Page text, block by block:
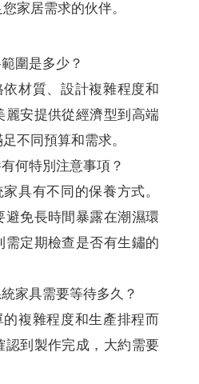
家居需求的伙伴。
圍是多少？
材質、設計複雜程度和
麗安提供從經濟型到高端
不同預算和需求。
何特別注意事項？
具有不同的保養方式。
避免長時間暴露在潮濕環
需定期檢查是否有生鏽的
家具需要等待多久？
複雜程度和生產排程而
認到製作完成，大約需要